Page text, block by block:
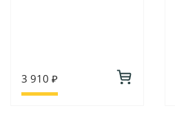
3 910 ₽